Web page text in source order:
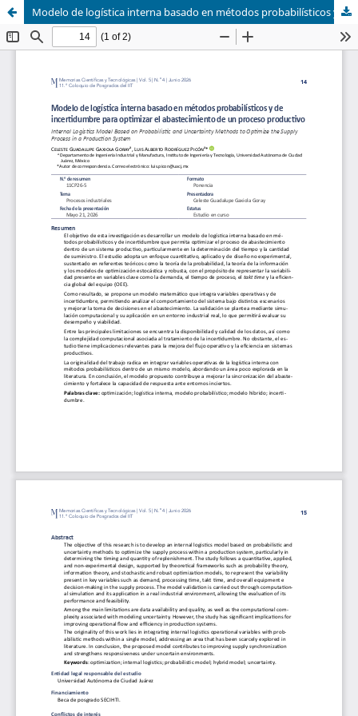
Modelo de logística interna basado en métodos probabilísticos y de incertidumbre para optimizar el abastecimiento de un proceso productivo